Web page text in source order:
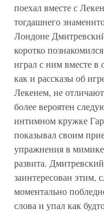
поехал вместе с
тогдашнего
Лондоне
коротко
играл с ним вместе в
как и рассказы об
Лекенем, не
более вероятен
интимном кружке
показывал своим
упражнения в
развита.
заинтересован этим,
моментально
слова и упал как